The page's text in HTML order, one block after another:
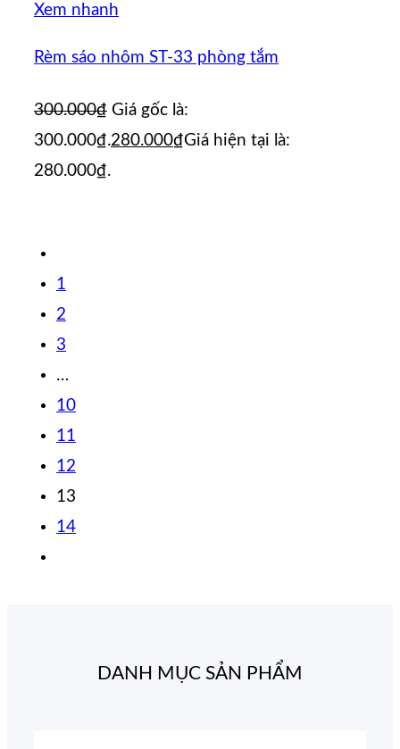
Xem nhanh
Rèm sáo nhôm ST-33 phòng tắm
300.000₫ Giá gốc là:
300.000₫.280.000₫Giá hiện tại là:
280.000₫.
1
2
3
…
10
11
12
13
14
DANH MỤC SẢN PHẨM